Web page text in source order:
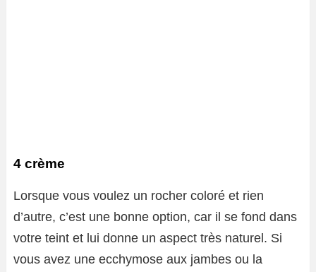
4 crème
Lorsque vous voulez un rocher coloré et rien
d’autre, c’est une bonne option, car il se fond dans
votre teint et lui donne un aspect très naturel. Si
vous avez une ecchymose aux jambes ou la